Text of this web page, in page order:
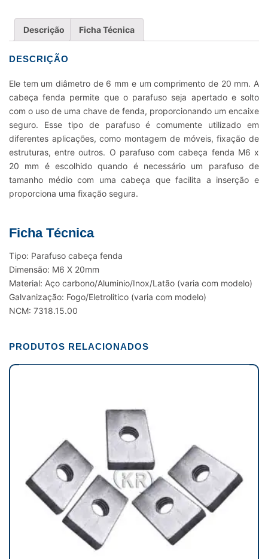
quantidade
Descrição Ficha Técnica
DESCRIÇÃO
Ele tem um diâmetro de 6 mm e um comprimento de 20 mm. A
cabeça fenda permite que o parafuso seja apertado e solto
com o uso de uma chave de fenda, proporcionando um encaixe
seguro. Esse tipo de parafuso é comumente utilizado em
diferentes aplicações, como montagem de móveis, fixação de
estruturas, entre outros. O parafuso com cabeça fenda M6 x
20 mm é escolhido quando é necessário um parafuso de
tamanho médio com uma cabeça que facilita a inserção e
proporciona uma fixação segura.
Ficha Técnica
Tipo: Parafuso cabeça fenda
Dimensão: M6 X 20mm
Material: Aço carbono/Aluminio/Inox/Latão (varia com modelo)
Galvanização: Fogo/Eletrolitico (varia com modelo)
NCM: 7318.15.00
PRODUTOS RELACIONADOS